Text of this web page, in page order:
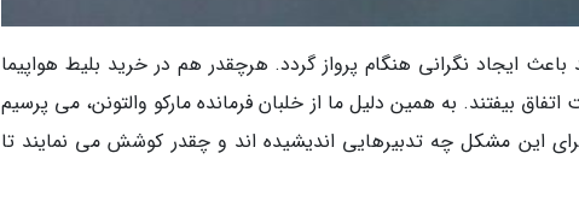
ایجاد نگرانی هنگام پرواز گردد. هرچقدر هم در خرید بلیط هواپیما
بیفتند. به همین دلیل ما از خلبان فرمانده مارکو والتونن، می پرسیم
این مشکل چه تدبیرهایی اندیشیده اند و چقدر کوشش می نمایند تا